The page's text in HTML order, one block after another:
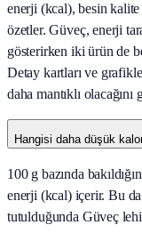
enerji (kcal), besin kalite
özetler. Güveç, enerji
gösterirken iki ürün de
Detay kartları ve
daha mantıklı
Hangisi daha düşük
100 g bazında
enerji (kcal) içerir. Bu da
tutulduğunda Güveç